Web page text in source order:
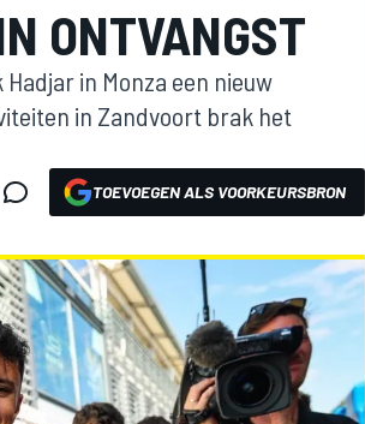
ONTVANGST
in Monza een nieuw
in Zandvoort brak het
TOEVOEGEN ALS VOORKEURSBRON